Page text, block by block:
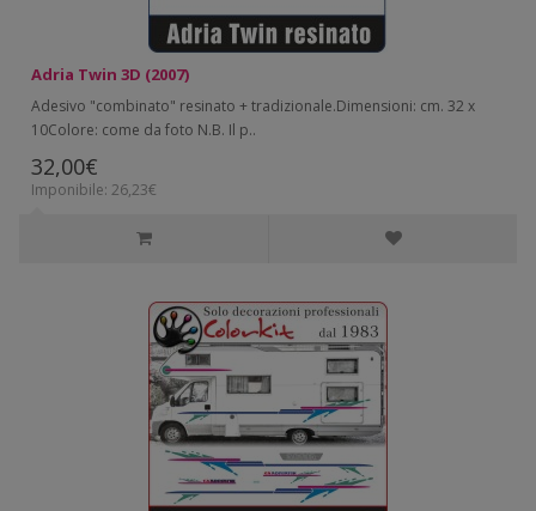
Adria Twin 3D (2007)
Adesivo "combinato" resinato + tradizionale.Dimensioni: cm. 32 x
10Colore: come da foto N.B. Il p..
32,00€
Imponibile: 26,23€